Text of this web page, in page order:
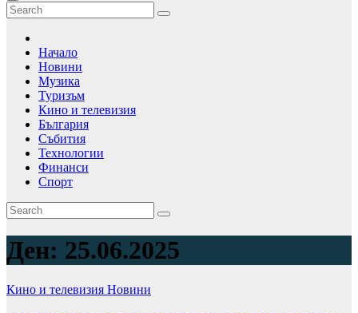
Начало
Новини
Музика
Туризъм
Кино и телевизия
България
Събития
Технологии
Финанси
Спорт
Ден: 25.06.2025
Кино и телевизия Новини